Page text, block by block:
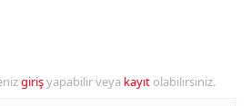
girişyapabilir veya kayıt olabilirsiniz.